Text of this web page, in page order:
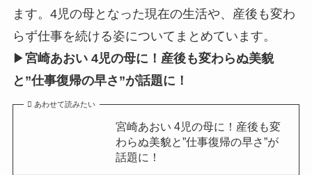
ます。4児の母となった現在の生活や、産後も変わ
らず仕事を続ける姿についてまとめています。
▶宮崎あおい 4児の母に！産後も変わらぬ美貌
と”仕事復帰の早さ”が話題に！
あわせて読みたい
宮崎あおい 4児の母に！産後も変
わらぬ美貌と”仕事復帰の早さ”が
話題に！